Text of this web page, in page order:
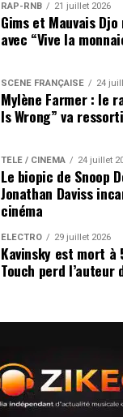
RAP-RNB 21 juillet 2026
Gims et Mauvais
avec “Vive la
SCÈNE FRANÇAISE 24
Mylène Farmer : le
Is Wrong” va
TÉLÉ / CINÉMA 24 juillet
Le biopic de Snoop
Jonathan Daviss
cinéma
ÉLECTRO 29 juillet 2026
Kavinsky est mort à
Touch perd l’auteur